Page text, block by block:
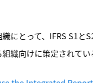
にとって、IFRS S1と
織向けに策定されてい